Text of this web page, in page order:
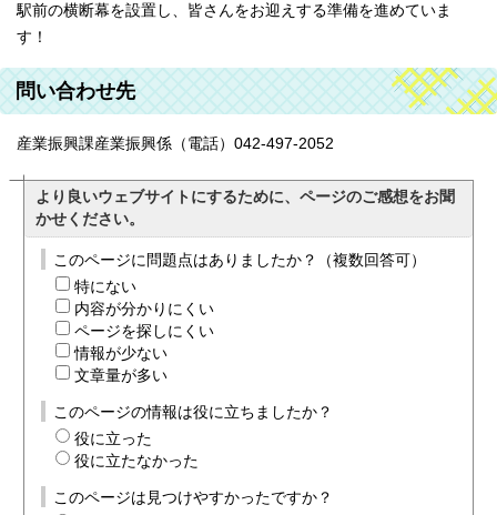
駅前の横断幕を設置し、皆さんをお迎えする準備を進めていま
す！
問い合わせ先
産業振興課産業振興係（電話）042-497-2052
より良いウェブサイトにするために、ページのご感想をお聞
かせください。
このページに問題点はありましたか？（複数回答可）
特にない
内容が分かりにくい
ページを探しにくい
情報が少ない
文章量が多い
このページの情報は役に立ちましたか？
役に立った
役に立たなかった
このページは見つけやすかったですか？